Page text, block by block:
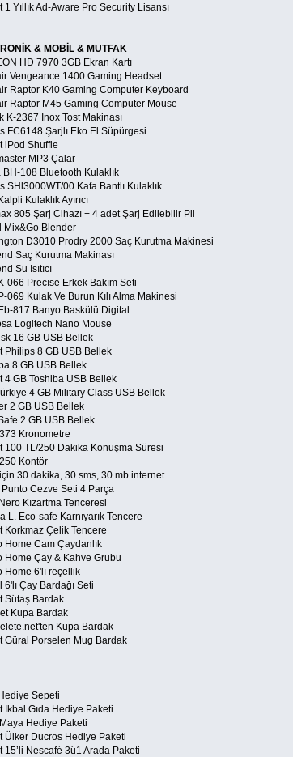
1 Yıllık Ad-Aware Pro Security Lisansı
& MOBİL & MUTFAK
HD 7970 3GB Ekran Kartı
Vengeance 1400 Gaming Headset
Raptor K40 Gaming Computer Keyboard
Raptor M45 Gaming Computer Mouse
K-2367 Inox Tost Makinası
FC6148 Şarjlı Eko El Süpürgesi
iPod Shuffle
MP3 Çalar
BH-108 Bluetooth Kulaklık
SHl3000WT/00 Kafa Bantlı Kulaklık
Kulaklık Ayırıcı
805 Şarj Cihazı + 4 adet Şarj Edilebilir Pil
Mix&Go Blender
D3010 Prodry 2000 Saç Kurutma Makinesi
Saç Kurutma Makinası
Su Isıtıcı
066 Precıse Erkek Bakım Seti
069 Kulak Ve Burun Kılı Alma Makinesi
817 Banyo Baskülü Digital
Logitech Nano Mouse
16 GB USB Bellek
Philips 8 GB USB Bellek
8 GB USB Bellek
4 GB Toshiba USB Bellek
4 GB Military Class USB Bellek
2 GB USB Bellek
2 GB USB Bellek
Kronometre
100 TL/250 Dakika Konuşma Süresi
Kontör
30 dakika, 30 sms, 30 mb internet
Cezve Seti 4 Parça
Kızartma Tenceresi
L. Eco-safe Karnıyarık Tencere
Korkmaz Çelik Tencere
Home Cam Çaydanlık
Home Çay & Kahve Grubu
Home 6'lı reçellik
6'lı Çay Bardağı Seti
Sütaş Bardak
Kupa Bardak
Kupa Bardak
Güral Porselen Mug Bardak
Sepeti
İkbal Gıda Hediye Paketi
Hediye Paketi
Ülker Ducros Hediye Paketi
15’li Nescafé 3ü1 Arada Paketi